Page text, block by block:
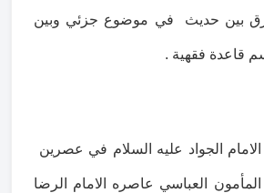
بين حديث في موضوع جزئي وبين
قاعدة فقهية .
الجواد عليه السلام في عصرين
العباسي عاصره الامام الرضا